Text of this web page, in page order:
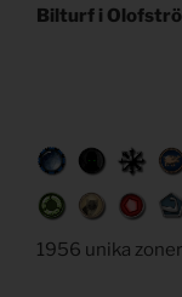
inlägg
Bilturf i
1956 unika